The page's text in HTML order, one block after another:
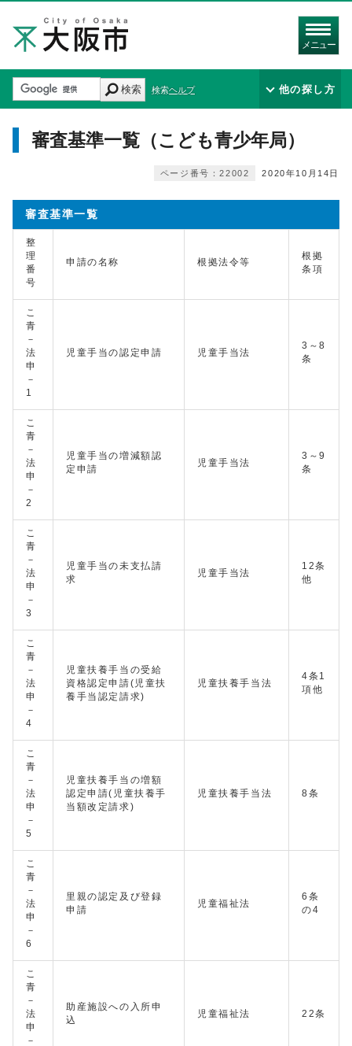
メニュー
検索 検索ヘルプ 他の探し方
審査基準一覧（こども青少年局）
2020年10月14日
ページ番号：22002
審査基準一覧
整
理
番
号
申請の名称 根拠法令等
根拠
条項
こ
青
－
法
申
－
1
児童手当の認定申請 児童手当法
3～8
条
こ
青
－
法
申
－
2
児童手当の増減額認
定申請
児童手当法
3～9
条
こ
青
－
法
申
－
3
児童手当の未支払請
求
児童手当法
12条
他
こ
青
－
法
申
－
4
児童扶養手当の受給
資格認定申請(児童扶
養手当認定請求)
児童扶養手当法
4条1
項他
こ
青
－
法
申
－
5
児童扶養手当の増額
認定申請(児童扶養手
当額改定請求)
児童扶養手当法 8条
こ
青
－
法
申
－
6
里親の認定及び登録
申請
児童福祉法
6条
の4
こ
青
－
法
申
－
助産施設への入所申
込
児童福祉法 22条